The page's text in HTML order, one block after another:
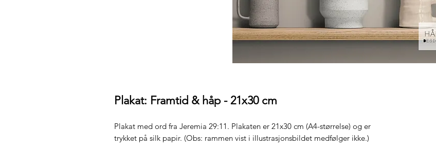
Plakat: Framtid & håp - 21x30 cm
Plakat med ord fra Jeremia 29:11. Plakaten er 21x30 cm (A4-størrelse) og er
trykket på silk papir. (Obs: rammen vist i illustrasjonsbildet medfølger ikke.)